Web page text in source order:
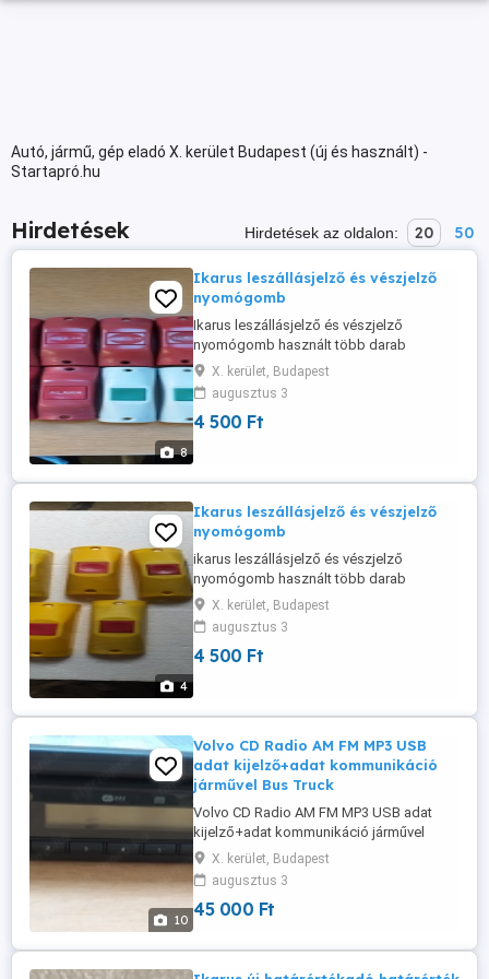
Autó, jármű, gép eladó X. kerület Budapest (új és használt) -
Startapró.hu
Hirdetések Hirdetések az oldalon: 20 50
8
Ikarus leszállásjelző és vészjelző
nyomógomb
Ikarus leszállásjelző és vészjelző
nyomógomb használt több darab
Használt állapotú Ikarus busz relikviák
Ikarus retro Ikarus busz bus 2 Ikarus
típusokhoz 26 stb. ár db Szállítás
átvétel:személyes BP.ker. vagy MPL posta
X. kerület, Budapest
augusztus 3
4 500 Ft
4
Ikarus leszállásjelző és vészjelző
nyomógomb
ikarus leszállásjelző és vészjelző
nyomógomb használt több darab
Használt állapotú Ikarus busz relikviák
Ikarus retro Ikarus busz bus 2 Ikarus
típusokhoz 26 stb. ár db Szállítás
átvétel:személyes BP.ker. vagy MPL posta
X. kerület, Budapest
augusztus 3
4 500 Ft
10
Volvo CD Radio AM FM MP3 USB
adat kijelző+adat kommunikáció
járművel Bus Truck
Volvo CD Radio AM FM MP3 USB adat
kijelző+adat kommunikáció járművel
Gyors ,lassú és Volcano adat kapcsolat
Bus Truck 21889616 21753353 21753315
Radio 12V CD USB MP3 Volvo Bus Coach
Part VOLVO B7, B8, B9, B12 busz
21753315 8501 Radio 12V CD USB MP3
Volvo Bus Coach Part 28032127 ...
X. kerület, Budapest
augusztus 3
45 000 Ft